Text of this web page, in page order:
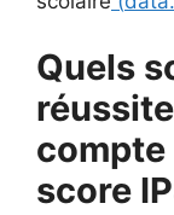
Quels
score